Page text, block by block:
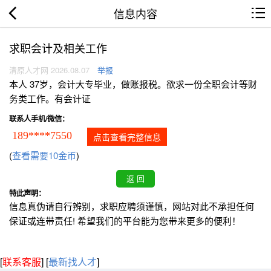
信息内容
求职会计及相关工作
清原人才网 2026.08.07 举报
本人 37岁，会计大专毕业，做账报税。欲求一份全职会计等财
务类工作。有会计证
联系人手机/微信：
189****7550 点击查看完整信息
(查看需要10金币)
特此声明：
信息真伪请自行辨别，求职应聘须谨慎，网站对此不承担任何
保证或连带责任! 希望我们的平台能为您带来更多的便利！
[联系客服] [最新找人才]